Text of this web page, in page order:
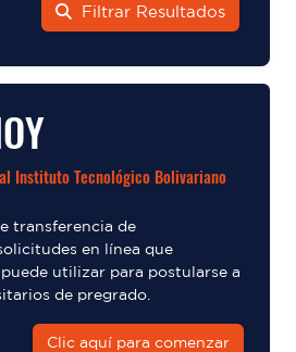
Filtrar Resultados
Instituto Tecnológico Bolivariano
transferencia de
en línea que
utilizar para postularse a
de pregrado.
Clic aquí para comenzar